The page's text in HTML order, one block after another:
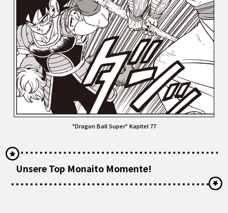
"Dragon Ball Super" Kapitel 77
Unsere Top Monaito Momente!